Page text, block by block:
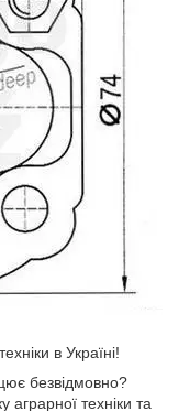
в Україні!
безвідмовно?
техніки та